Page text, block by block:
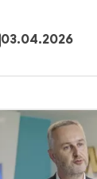
03.04.2026